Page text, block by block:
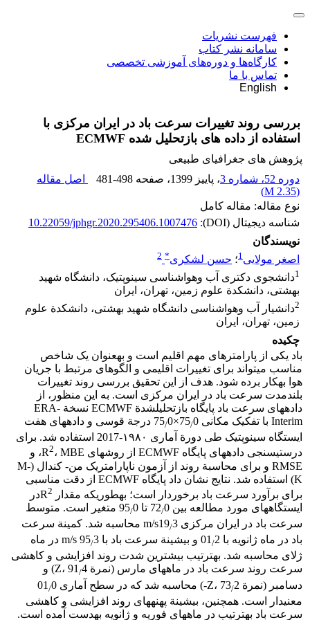
فهرست نشریات
سامانه نشر کتاب
کارگاه‌ها و دوره‌های آموزشی تخصصی
تماس با ما
English
بررسی روند تغییرات سرعت باد در ایران مرکزی با
استفاده از داده های بازتحلیل شده ECMWF
پژوهش های جغرافیای طبیعی
دوره 52، شماره 3
، پاییز 1399 ، صفحه 481-498
اصل مقاله
(
2.35 M
)
نوع مقاله: مقاله کامل
شناسه دیجیتال (DOI):
10.22059/jphgr.2020.295406.1007476
نویسندگان
اصغر مولایی1؛ حسن لشکری*
2
1دانشجوی دکتری آب‏ وهواشناسی سینوپتیک، دانشگاه شهید
بهشتی، دانشکدة علوم زمین، تهران، ایران
2دانشیار آب‏ وهواشناسی دانشگاه شهید بهشتی، دانشکدة علوم
زمین، تهران، ایران
چکیده
باد یکی از پارامترهای مهم اقلیم است و به‏عنوان یک شاخص
مناسب می‏تواند برای تغییرات اقلیمی و الگوهای مرتبط با جریان
هوا به‏کار برده شود. هدف از این تحقیق بررسی روند تغییرات
بلندمدت سرعت باد در ایران مرکزی است. به این منظور، از
داده‏های سرعت باد پایگاه بازتحلیل‏شدة ECMWF نسخة ERA-
Interim با تفکیک مکانی 75
/0×75
/
0 درجة قوسی و داده‏های هفت
ایستگاه سینوپتیک طی دورة آماری ۱۹۸۰-2017 استفاده شد. برای
درستی‏سنجی داده‏های پایگاه ECMWF از روش‏های R
2
، MBE، و
RMSE و برای محاسبة روند از آزمون ناپارامتریک من- کندال (M-
K) استفاده شد. نتایج نشان داد پایگاه ECMWF از دقت مناسبی
برای برآورد سرعت باد برخوردار است؛ به‏طوری‏که مقدار R
2
در
ایستگاه‏های مورد مطالعه بین 72
/0 تا 95 /
0 متغیر است. متوسط
سرعت باد در ایران مرکزی m/s19
/
3 محاسبه شد. کمینة سرعت
باد در ماه ژانویه با 01
/2 و بیشینة سرعت باد با m/s 95 /
3 در ماه
ژلای محاسبه شد. به‏ترتیب بیشترین شدت روند افزایشی و کاهشی
سرعت روند سرعت باد در ماه‏های مارس (نمرة Z، 91
/
4) و
دسامبر (نمرة Z، 73
/2-) محاسبه شد که در سطح آماری 01 /0
معنی‏دار است. همچنین، بیشینة پهنه‏های روند افزایشی و کاهشی
سرعت باد به‏ترتیب در ماه‏های فوریه و ژانویه به‏دست آمده است.